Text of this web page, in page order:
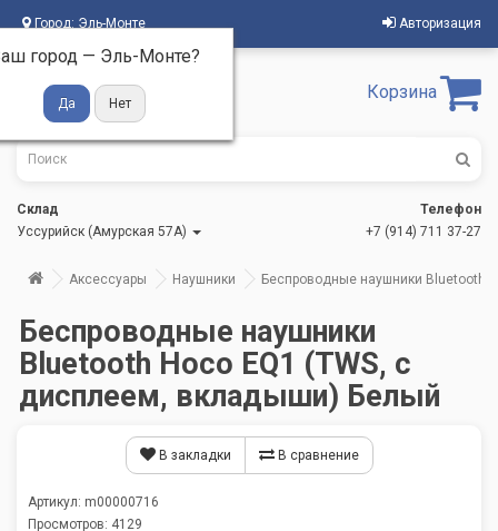
Город: Эль-Монте
город — Эль-Монте?
Авторизация
Корзина
Склад
Уссурийск (Амурская 57А)
Телефон
+7 (914) 711 37-27
Аксессуары Наушники Беспроводные наушники Bluetooth
Беспроводные наушники
Bluetooth Hoco EQ1 (TWS, с
дисплеем, вкладыши) Белый
В закладки В сравнение
Артикул: m00000716
Просмотров: 4129